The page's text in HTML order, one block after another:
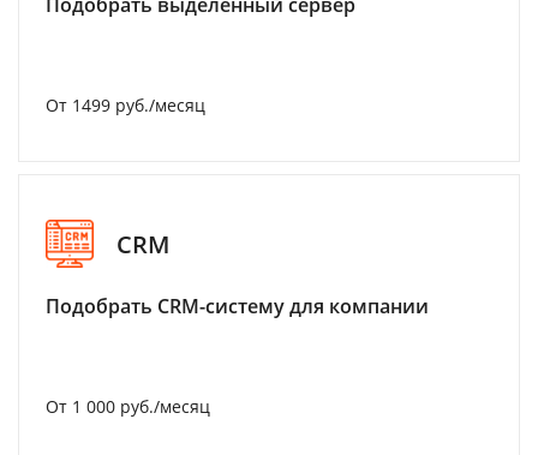
От 1499 руб./месяц
CRM
Подобрать CRM-систему для компании
От 1 000 руб./месяц